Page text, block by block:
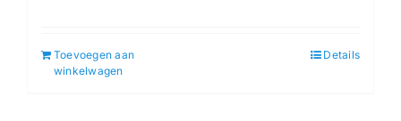
Toevoegen aan
winkelwagen
Details